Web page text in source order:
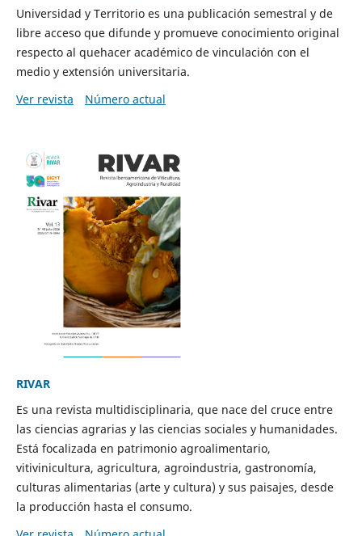
Universidad y Territorio es una publicación semestral y de
libre acceso que difunde y promueve conocimiento original
respecto al quehacer académico de vinculación con el
medio y extensión universitaria.
Ver revista
Número actual
RIVAR
Es una revista multidisciplinaria, que nace del cruce entre
las ciencias agrarias y las ciencias sociales y humanidades.
Está focalizada en patrimonio agroalimentario,
vitivinicultura, agricultura, agroindustria, gastronomía,
culturas alimentarias (arte y cultura) y sus paisajes, desde
la producción hasta el consumo.